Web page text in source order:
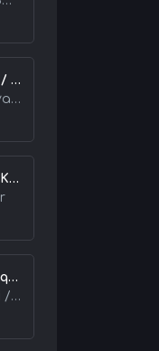
Qoyilmaqom Sheriklar / Ideal Hamkorlar / Eng Kuchli Duet 2026 HD Uzbek tilida Tarjima kino skachat tas-ix
Kinolar / Janubiy Koreya kinolari / Tarjima kinolar
Ip Man : Adolat Uchun Kurash / Ip Man: Klanlar Jangi / Buyuk Ustoz Ip Man 2 2026 HD Uzbek tilida Tarjima kino skachat tas-ix
Oshkoralik Kuni / Haqiqat Oshkor Bo'lgan Kun / Sirlar Ochiladigan Kun 2026 HD Uzbek tilida Tarjima kino skachat tas-ix
Kinolar / AQSH kinolari / Tarjima kinolar